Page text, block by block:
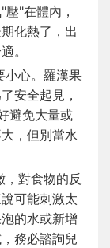
"在體內，
化熱了，出
。
小心。羅漢果
安全起見，
避免大量或
，但別當水
對食物的反
可能刺激太
的水或新增
務必諮詢兒